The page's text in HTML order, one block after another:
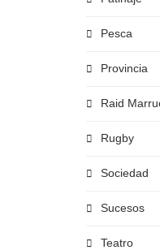
Pesca
Provincia
Raid
Rugby
Sociedad
Sucesos
Teatro